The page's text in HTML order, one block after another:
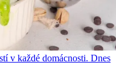
v každé domácnosti. Dnes